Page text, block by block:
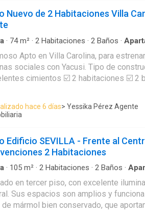
Nuevo de 2 Habitaciones Villa
· 74m² · 2 Habitaciones · 2 Baños ·
·Vigilante
Apto en Villa Carolina, para
con Yacusi. Tipo de construcción clásica con
cimientos ☑️ 2 habitaciones ☑️ 2
hace 6 días> Yessika Pérez Agente
Edificio SEVILLA - Frente al
2 Habitaciones
· 105 m² · 2 Habitaciones · 2 Baños ·
panorámica· Cuarto de servicio·Terraza
·Acceso para personas con discapacidad
privada·Piscina
en tercer piso, con excelente
Sus espacios son amplios y
mármol bien conservado, que